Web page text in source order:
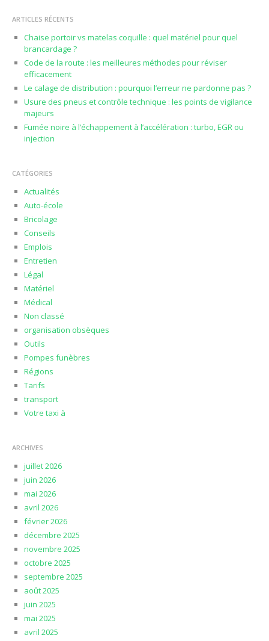
ARTICLES RÉCENTS
Chaise portoir vs matelas coquille : quel matériel pour quel
brancardage ?
Code de la route : les meilleures méthodes pour réviser
efficacement
Le calage de distribution : pourquoi l’erreur ne pardonne pas ?
Usure des pneus et contrôle technique : les points de vigilance
majeurs
Fumée noire à l’échappement à l’accélération : turbo, EGR ou
injection
CATÉGORIES
Actualités
Auto-école
Bricolage
Conseils
Emplois
Entretien
Légal
Matériel
Médical
Non classé
organisation obsèques
Outils
Pompes funèbres
Régions
Tarifs
transport
Votre taxi à
ARCHIVES
juillet 2026
juin 2026
mai 2026
avril 2026
février 2026
décembre 2025
novembre 2025
octobre 2025
septembre 2025
août 2025
juin 2025
mai 2025
avril 2025